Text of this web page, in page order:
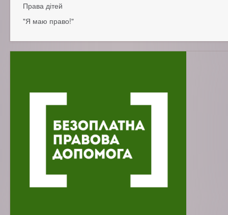
Пам'ятки для населення, як поводитися у випадку
Права дітей
"Я маю право!"